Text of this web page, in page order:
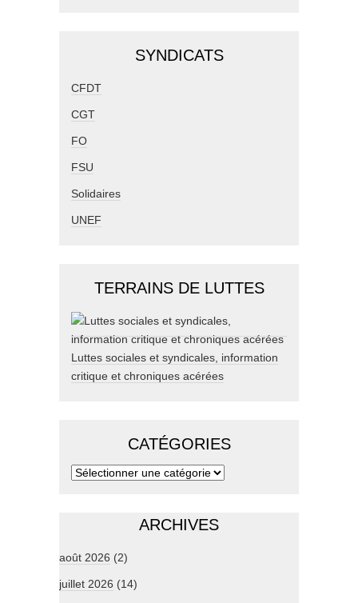
SYNDICATS
CFDT
CGT
FO
FSU
Solidaires
UNEF
TERRAINS DE LUTTES
Luttes sociales et syndicales, information
critique et chroniques acérées
CATÉGORIES
ARCHIVES
août 2026 (2)
juillet 2026 (14)